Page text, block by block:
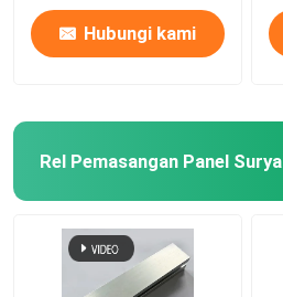
Hubungi kami
Rel Pemasangan Panel Surya